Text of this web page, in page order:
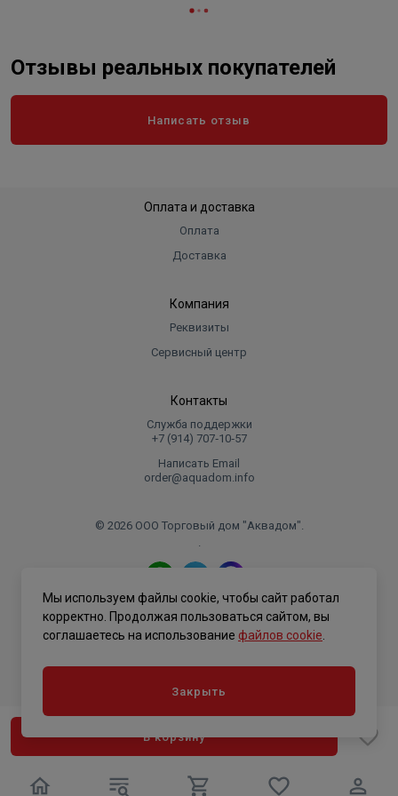
В корзину
при помощи светодиодного индикатора.
Отзывы реальных покупателей
Написать отзыв
Оплата и доставка
Оплата
Доставка
Компания
Реквизиты
Сервисный центр
Контакты
Служба поддержки
+7 (914) 707‑10‑57
Написать Email
order@aquadom.info
© 2026 ООО Торговый дом "Аквадом".
.
Политика конфиденциальности
Мы используем файлы cookie, чтобы сайт работал
корректно. Продолжая пользоваться сайтом, вы
соглашаетесь на использование файлов cookie
Закрыть